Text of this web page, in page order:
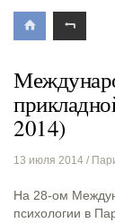
2014)
13 июля 2014 /
На 28-ом
психологии в